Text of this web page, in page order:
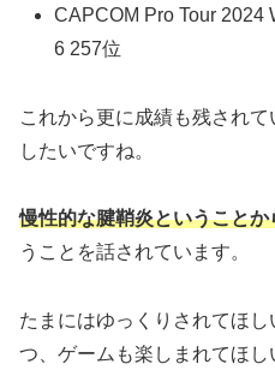
CAPCOM Pro Tour 2024
6 257位
これから更に成績も残され
したいですね。
慢性的な腱鞘炎ということ
うことを話されています。
たまにはゆっくりされてほ
つ、ゲームも楽しまれてほ